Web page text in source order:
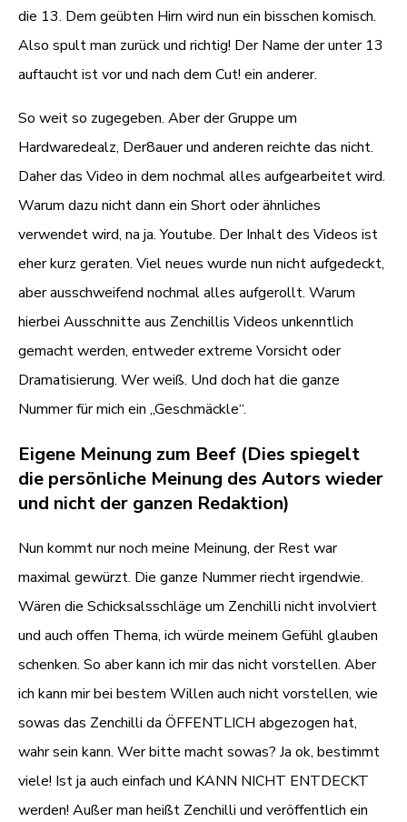
die 13. Dem geübten Hirn wird nun ein bisschen komisch.
Also spult man zurück und richtig! Der Name der unter 13
auftaucht ist vor und nach dem Cut! ein anderer.
So weit so zugegeben. Aber der Gruppe um
Hardwaredealz, Der8auer und anderen reichte das nicht.
Daher das Video in dem nochmal alles aufgearbeitet wird.
Warum dazu nicht dann ein Short oder ähnliches
verwendet wird, na ja. Youtube. Der Inhalt des Videos ist
eher kurz geraten. Viel neues wurde nun nicht aufgedeckt,
aber ausschweifend nochmal alles aufgerollt. Warum
hierbei Ausschnitte aus Zenchillis Videos unkenntlich
gemacht werden, entweder extreme Vorsicht oder
Dramatisierung. Wer weiß. Und doch hat die ganze
Nummer für mich ein „Geschmäckle“.
Eigene Meinung zum Beef (Dies spiegelt
die persönliche Meinung des Autors wieder
und nicht der ganzen Redaktion)
Nun kommt nur noch meine Meinung, der Rest war
maximal gewürzt. Die ganze Nummer riecht irgendwie.
Wären die Schicksalsschläge um Zenchilli nicht involviert
und auch offen Thema, ich würde meinem Gefühl glauben
schenken. So aber kann ich mir das nicht vorstellen. Aber
ich kann mir bei bestem Willen auch nicht vorstellen, wie
sowas das Zenchilli da ÖFFENTLICH abgezogen hat,
wahr sein kann. Wer bitte macht sowas? Ja ok, bestimmt
viele! Ist ja auch einfach und KANN NICHT ENTDECKT
werden! Außer man heißt Zenchilli und veröffentlich ein